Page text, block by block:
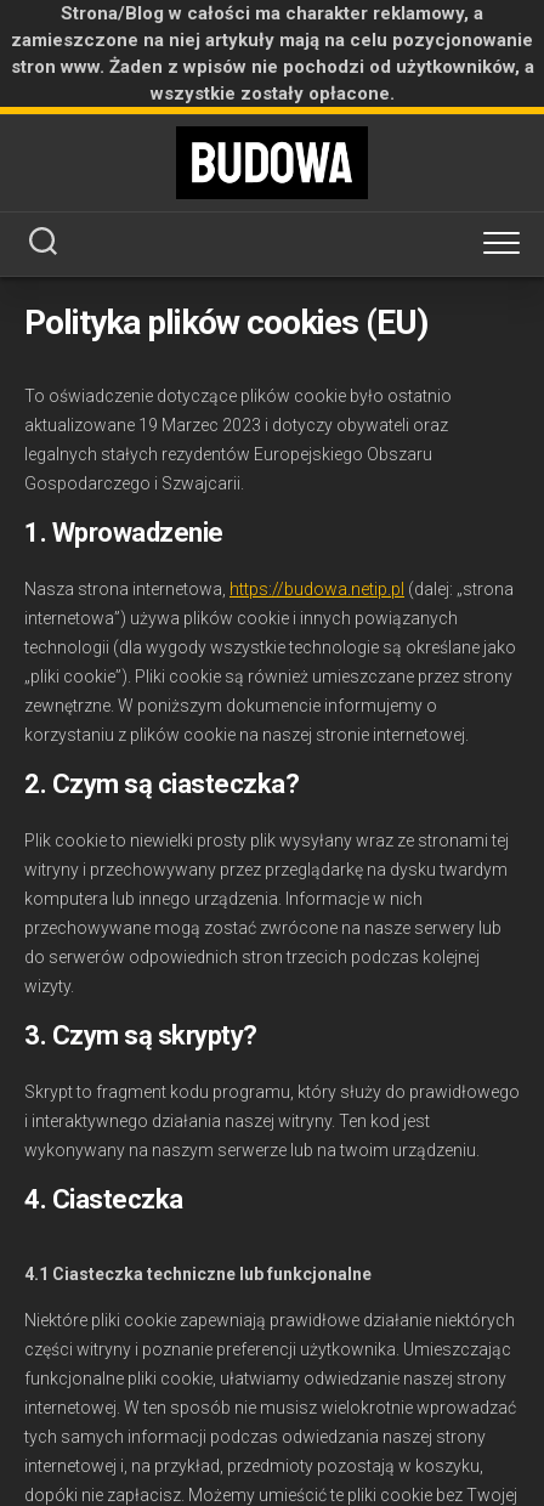
Strona/Blog w całości ma charakter reklamowy, a
zamieszczone na niej artykuły mają na celu pozycjonowanie
stron www. Żaden z wpisów nie pochodzi od użytkowników, a
wszystkie zostały opłacone.
Skip
Polityka plików cookies (EU)
To oświadczenie dotyczące plików cookie było ostatnio
aktualizowane 19 Marzec 2023 i dotyczy obywateli oraz
legalnych stałych rezydentów Europejskiego Obszaru
Gospodarczego i Szwajcarii.
1. Wprowadzenie
Nasza strona internetowa, https://budowa.netip.pl (dalej: „strona
internetowa”) używa plików cookie i innych powiązanych
technologii (dla wygody wszystkie technologie są określane jako
„pliki cookie”). Pliki cookie są również umieszczane przez strony
zewnętrzne. W poniższym dokumencie informujemy o
korzystaniu z plików cookie na naszej stronie internetowej.
2. Czym są ciasteczka?
Plik cookie to niewielki prosty plik wysyłany wraz ze stronami tej
witryny i przechowywany przez przeglądarkę na dysku twardym
komputera lub innego urządzenia. Informacje w nich
przechowywane mogą zostać zwrócone na nasze serwery lub
do serwerów odpowiednich stron trzecich podczas kolejnej
wizyty.
3. Czym są skrypty?
Skrypt to fragment kodu programu, który służy do prawidłowego
i interaktywnego działania naszej witryny. Ten kod jest
wykonywany na naszym serwerze lub na twoim urządzeniu.
4. Ciasteczka
4.1 Ciasteczka techniczne lub funkcjonalne
Niektóre pliki cookie zapewniają prawidłowe działanie niektórych
części witryny i poznanie preferencji użytkownika. Umieszczając
funkcjonalne pliki cookie, ułatwiamy odwiedzanie naszej strony
internetowej. W ten sposób nie musisz wielokrotnie wprowadzać
tych samych informacji podczas odwiedzania naszej strony
internetowej i, na przykład, przedmioty pozostają w koszyku,
dopóki nie zapłacisz. Możemy umieścić te pliki cookie bez Twojej